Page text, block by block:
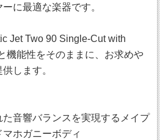
に最適な楽器です。
Jet Two 90 Single-Cut with
機能性をそのままに、お求めや
します。
た音響バランスを実現するメイプ
ホガニーボディ